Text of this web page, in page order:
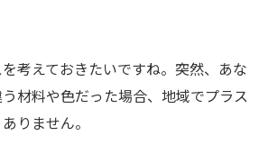
考えておきたいですね。突然、あな
材料や色だった場合、地域でプラス
りません。